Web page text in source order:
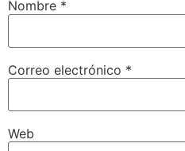
Nombre *
Correo electrónico *
Web